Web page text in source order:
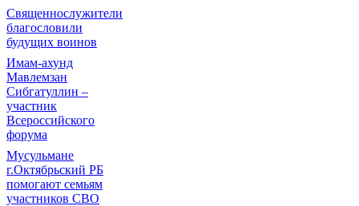
Священнослужители
благословили
будущих воинов
Имам-ахунд
Мавлемзан
Сибгатуллин –
участник
Всероссийского
форума
Мусульмане
г.Октябрьский РБ
помогают семьям
участников СВО